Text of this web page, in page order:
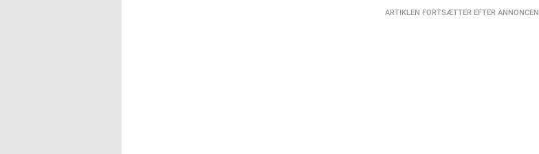
ARTIKLEN FORTSÆTTER EFTER ANNONCEN